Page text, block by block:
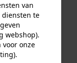
van
diensten te
webshop).
voor onze